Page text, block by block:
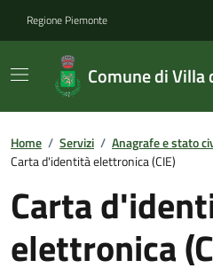
Regione Piemonte
Comune di Villa
Home / Servizi / Anagrafe e stato
Carta d'identità elettronica (CIE)
Carta
elettronica